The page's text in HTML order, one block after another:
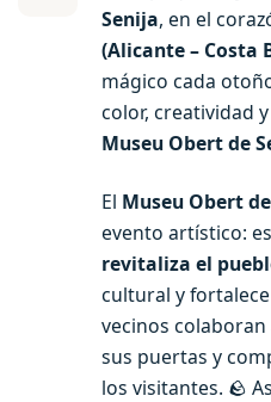
Senija, en el
(Alicante – Costa
mágico cada
color, creatividad
Museu Obert de
El Museu Obert
evento artístico:
revitaliza el
cultural y
vecinos
sus puertas y
los visitantes. 🪨